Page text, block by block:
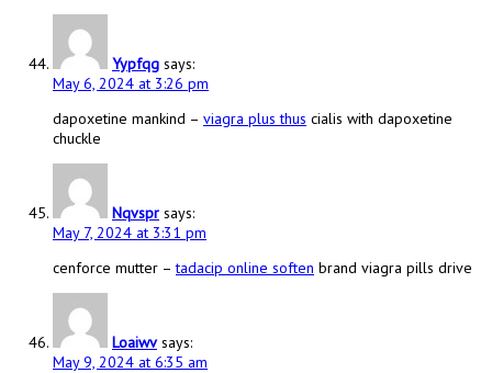
Yypfqg says:
May 6, 2024 at 3:26 pm
dapoxetine mankind – viagra plus thus cialis with dapoxetine
chuckle
Nqvspr says:
May 7, 2024 at 3:31 pm
cenforce mutter –tadacip online soften brand viagra pills drive
Loaiwv says:
May 9, 2024 at 6:35 am